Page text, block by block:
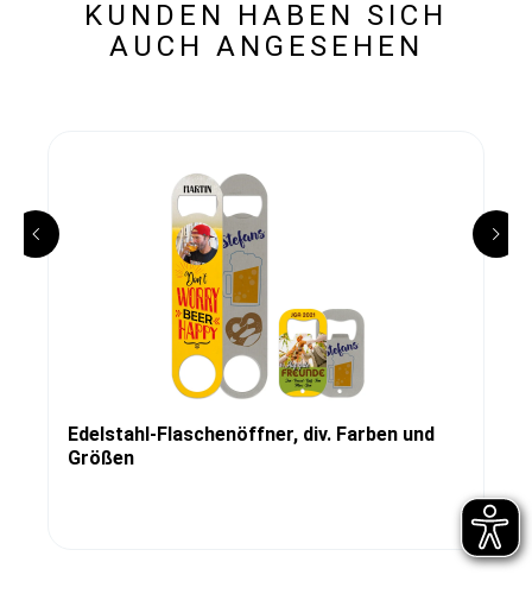
KUNDEN HABEN SICH
AUCH ANGESEHEN
Edelstahl-Flaschenöffner, div. Farben und
Größen